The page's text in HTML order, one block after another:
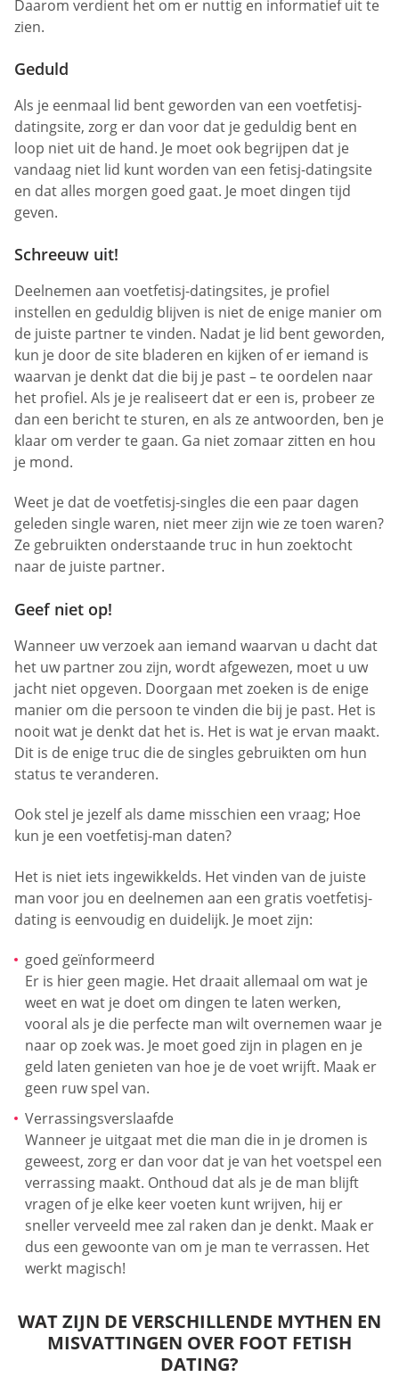
Daarom verdient het om er nuttig en informatief uit te
zien.
Geduld
Als je eenmaal lid bent geworden van een voetfetisj-
datingsite, zorg er dan voor dat je geduldig bent en
loop niet uit de hand. Je moet ook begrijpen dat je
vandaag niet lid kunt worden van een fetisj-datingsite
en dat alles morgen goed gaat. Je moet dingen tijd
geven.
Schreeuw uit!
Deelnemen aan voetfetisj-datingsites, je profiel
instellen en geduldig blijven is niet de enige manier om
de juiste partner te vinden. Nadat je lid bent geworden,
kun je door de site bladeren en kijken of er iemand is
waarvan je denkt dat die bij je past – te oordelen naar
het profiel. Als je je realiseert dat er een is, probeer ze
dan een bericht te sturen, en als ze antwoorden, ben je
klaar om verder te gaan. Ga niet zomaar zitten en hou
je mond.
Weet je dat de voetfetisj-singles die een paar dagen
geleden single waren, niet meer zijn wie ze toen waren?
Ze gebruikten onderstaande truc in hun zoektocht
naar de juiste partner.
Geef niet op!
Wanneer uw verzoek aan iemand waarvan u dacht dat
het uw partner zou zijn, wordt afgewezen, moet u uw
jacht niet opgeven. Doorgaan met zoeken is de enige
manier om die persoon te vinden die bij je past. Het is
nooit wat je denkt dat het is. Het is wat je ervan maakt.
Dit is de enige truc die de singles gebruikten om hun
status te veranderen.
Ook stel je jezelf als dame misschien een vraag; Hoe
kun je een voetfetisj-man daten?
Het is niet iets ingewikkelds. Het vinden van de juiste
man voor jou en deelnemen aan een gratis voetfetisj-
dating is eenvoudig en duidelijk. Je moet zijn:
goed geïnformeerd
Er is hier geen magie. Het draait allemaal om wat je
weet en wat je doet om dingen te laten werken,
vooral als je die perfecte man wilt overnemen waar je
naar op zoek was. Je moet goed zijn in plagen en je
geld laten genieten van hoe je de voet wrijft. Maak er
geen ruw spel van.
Verrassingsverslaafde
Wanneer je uitgaat met die man die in je dromen is
geweest, zorg er dan voor dat je van het voetspel een
verrassing maakt. Onthoud dat als je de man blijft
vragen of je elke keer voeten kunt wrijven, hij er
sneller verveeld mee zal raken dan je denkt. Maak er
dus een gewoonte van om je man te verrassen. Het
werkt magisch!
WAT ZIJN DE VERSCHILLENDE MYTHEN EN
MISVATTINGEN OVER FOOT FETISH
DATING?